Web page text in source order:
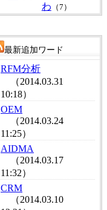
わ （7）
最新追加ワード
RFM分析
（2014.03.31
10:18）
OEM
（2014.03.24
11:25）
AIDMA
（2014.03.17
11:32）
CRM
（2014.03.10